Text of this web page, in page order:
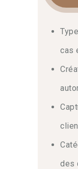
cas
des